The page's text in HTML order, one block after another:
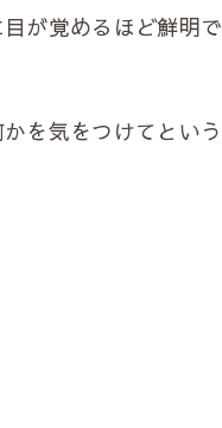
が覚めるほど鮮明で
を気をつけてという